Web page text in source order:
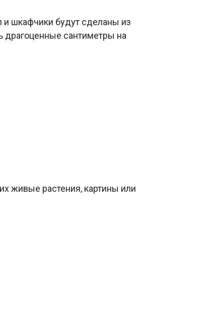
и шкафчики будут сделаны из
драгоценные сантиметры на
живые растения, картины или